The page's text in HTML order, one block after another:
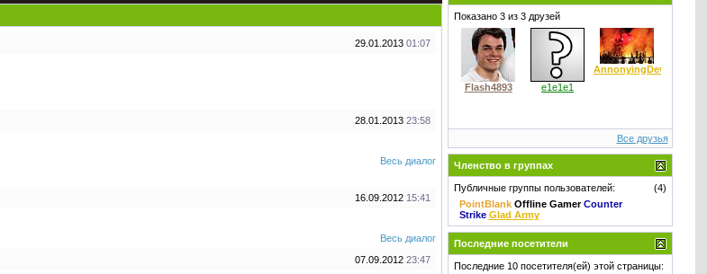
29.01.2013 01:07
28.01.2013 23:58
Весь диалог
16.09.2012 15:41
Весь диалог
07.09.2012 23:47
Показано 3 из 3 друзей
Flash4893 e1e1e1
AnnonyingDevil
Все друзья
Членство в группах
(4)
Публичные группы пользователей:
PointBlank Offline Gamer Counter
Strike Glad Army
Последние посетители
Последние 10 посетителя(ей) этой страницы: